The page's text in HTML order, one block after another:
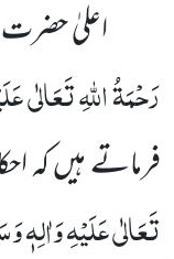
اعلیٰ حضرت
رَحْمَۃُ اللہِ تَعَالٰی
فرماتے ہیں کہ
تَعَالٰی عَلَیْہِ وَاٰلِہٖ